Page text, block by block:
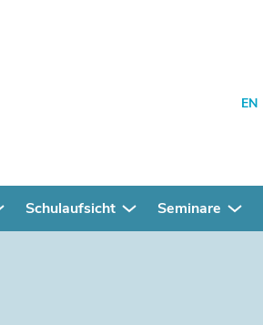
EN
Schulaufsicht Seminare